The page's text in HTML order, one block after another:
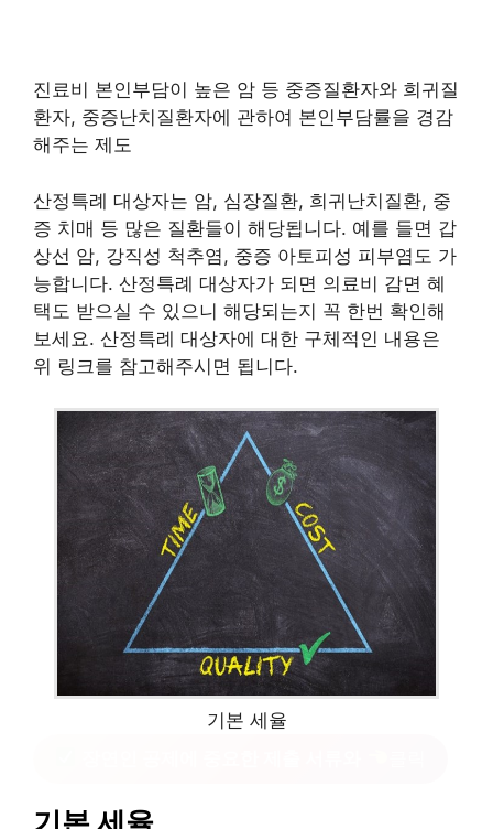
진료비 본인부담이 높은 암 등 중증질환자와 희귀질
환자, 중증난치질환자에 관하여 본인부담률을 경감
해주는 제도
산정특례 대상자는 암, 심장질환, 희귀난치질환, 중
증 치매 등 많은 질환들이 해당됩니다. 예를 들면 갑
상선 암, 강직성 척추염, 중증 아토피성 피부염도 가
능합니다. 산정특례 대상자가 되면 의료비 감면 혜
택도 받으실 수 있으니 해당되는지 꼭 한번 확인해
보세요. 산정특례 대상자에 대한 구체적인 내용은
위 링크를 참고해주시면 됩니다.
기본 세율
기본 세율